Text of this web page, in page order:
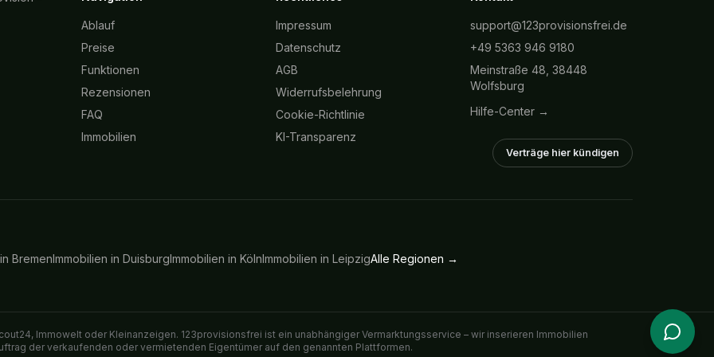
Ablauf
Preise
Funktionen
Rezensionen
FAQ
Immobilien
Impressum
Datenschutz
AGB
Widerrufsbelehrung
Cookie-Richtlinie
KI-Transparenz
support@123provisionsfrei.de
+49 5363 946 9180
Meinstraße 48, 38448
Wolfsburg
Hilfe-Center →
Verträge hier kündigen
BremenImmobilien in DuisburgImmobilien in KölnImmobilien in LeipzigAlle Regionen →
Immowelt oder Kleinanzeigen. 123provisionsfrei ist ein unabhängiger Vermarktungsservice – wir inserieren Immobilien
der verkaufenden oder vermietenden Eigentümer auf den genannten Plattformen.